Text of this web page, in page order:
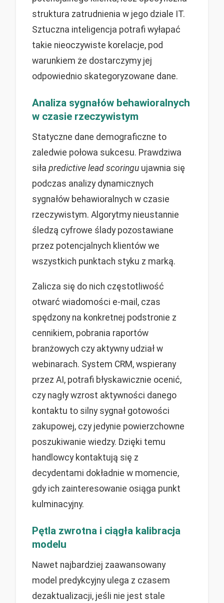
struktura zatrudnienia w jego dziale IT.
Sztuczna inteligencja potrafi wyłapać
takie nieoczywiste korelacje, pod
warunkiem że dostarczymy jej
odpowiednio skategoryzowane dane.
Analiza sygnałów behawioralnych
w czasie rzeczywistym
Statyczne dane demograficzne to
zaledwie połowa sukcesu. Prawdziwa
siła predictive lead scoringu ujawnia się
podczas analizy dynamicznych
sygnałów behawioralnych w czasie
rzeczywistym. Algorytmy nieustannie
śledzą cyfrowe ślady pozostawiane
przez potencjalnych klientów we
wszystkich punktach styku z marką.
Zalicza się do nich częstotliwość
otwarć wiadomości e-mail, czas
spędzony na konkretnej podstronie z
cennikiem, pobrania raportów
branżowych czy aktywny udział w
webinarach. System CRM, wspierany
przez AI, potrafi błyskawicznie ocenić,
czy nagły wzrost aktywności danego
kontaktu to silny sygnał gotowości
zakupowej, czy jedynie powierzchowne
poszukiwanie wiedzy. Dzięki temu
handlowcy kontaktują się z
decydentami dokładnie w momencie,
gdy ich zainteresowanie osiąga punkt
kulminacyjny.
Pętla zwrotna i ciągła kalibracja
modelu
Nawet najbardziej zaawansowany
model predykcyjny ulega z czasem
dezaktualizacji, jeśli nie jest stale